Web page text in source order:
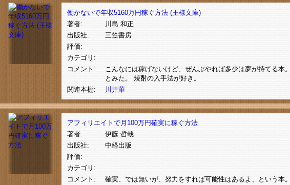
働かないで年収5160万円稼ぐ方法 (王様文庫)
著者:
川島 和正
出版社:
三笠書房
評価:
カテゴリ:
コメント:
こんなには稼げないけど、ぜんぶやれば多少は夢が持てる
とみた。 焼酎の入手法が好き。
関連本棚:
川井華
アフィリエイトで月100万円確実に稼ぐ方法
著者:
伊藤 哲哉
出版社:
中経出版
評価:
カテゴリ:
コメント:
確実、では無いが、努力をすれば可能性はあるよ、という本